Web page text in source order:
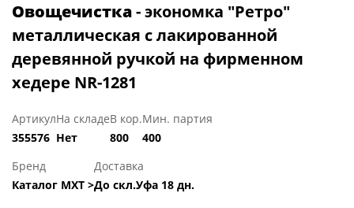
Овощечистка- экономка "Ретро"
металлическая с лакированной
деревянной ручкой на фирменном
хедере NR-1281
Артикул
355576
На складе
Нет
В кор.
800
Мин. партия
400
Бренд
Каталог МХТ >
Доставка
До скл.Уфа 18 дн.